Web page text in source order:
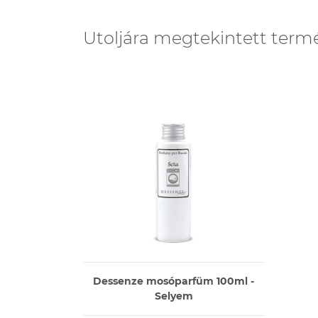
Utoljára megtekintett
Dessenze mosóparfüm 100ml -
Selyem